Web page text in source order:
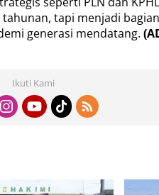
tapi menjadi
generasi mendatang.
Ikuti Kami